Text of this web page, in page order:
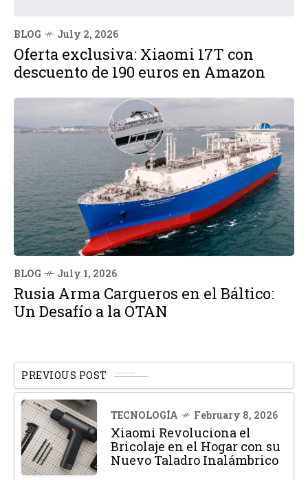
BLOG July 2, 2026
Oferta exclusiva: Xiaomi 17T con
descuento de 190 euros en Amazon
BLOG July 1, 2026
Rusia Arma Cargueros en el Báltico:
Un Desafío a la OTAN
PREVIOUS POST
TECNOLOGÍA February 8, 2026
Xiaomi Revoluciona el
Bricolaje en el Hogar con su
Nuevo Taladro Inalámbrico